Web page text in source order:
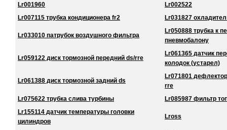
Lr001960
Lr002522
Lr007115 трубка кондиционера fr2
Lr031827
Lr033010 патрубок воздушного фильтра
Lr050888 трубка к
пневмобалону
Lr059122 диск тормозной передний ds/rre
Lr061365 датчик
колодок (устарел)
Lr061388 диск тормозной задний ds
Lr071801
rre
Lr075622 трубка слива турбины
Lr085987 фильтр
Lr155114 датчик температуры головки
цилиндров
Lross